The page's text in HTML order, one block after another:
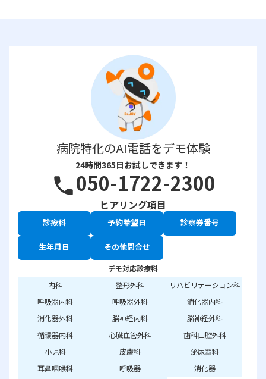
病院特化のAI電話をデモ体験
24時間365日お試しできます！
phone050-1722-2300
ヒアリング項目
診療科 予約希望日 診察券番号
生年月日 その他問合せ
デモ対応診療科
内科
整形外科
リハビリテーション科
呼吸器内科
呼吸器外科
消化器内科
消化器外科
脳神経内科
脳神経外科
循環器内科
心臓血管外科
歯科口腔外科
小児科
皮膚科
泌尿器科
耳鼻咽喉科
呼吸器
消化器